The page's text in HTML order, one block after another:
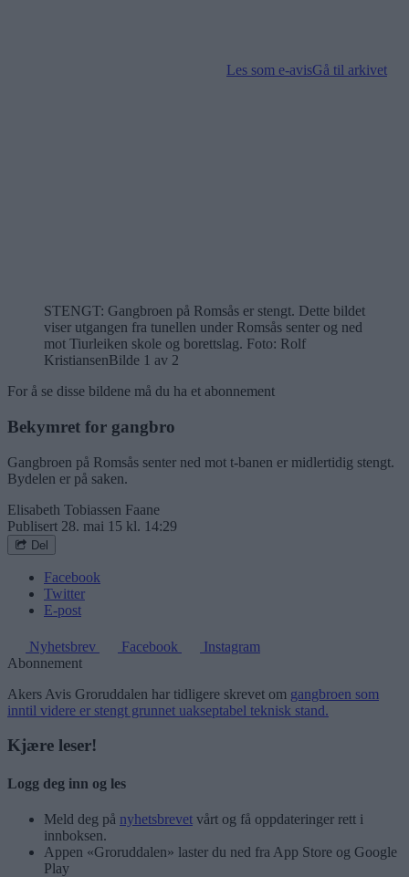
Les som e-avisGå til arkivet
STENGT: Gangbroen på Romsås er stengt. Dette bildet
viser utgangen fra tunellen under Romsås senter og ned
mot Tiurleiken skole og borettslag. Foto: Rolf
KristiansenBilde 1 av 2
For å se disse bildene må du ha et abonnement
Bekymret for gangbro
Gangbroen på Romsås senter ned mot t-banen er midlertidig stengt.
Bydelen er på saken.
Elisabeth Tobiassen Faane
Publisert 28. mai 15 kl. 14:29
Del
Facebook
Twitter
E-post
Nyhetsbrev Facebook
Instagram
Abonnement
Akers Avis Groruddalen har tidligere skrevet om gangbroen som
inntil videre er stengt grunnet uakseptabel teknisk stand.
Kjære leser!
Logg deg inn og les
Meld deg på nyhetsbrevet vårt og få oppdateringer rett i
innboksen.
Appen «Groruddalen» laster du ned fra App Store og Google
Play